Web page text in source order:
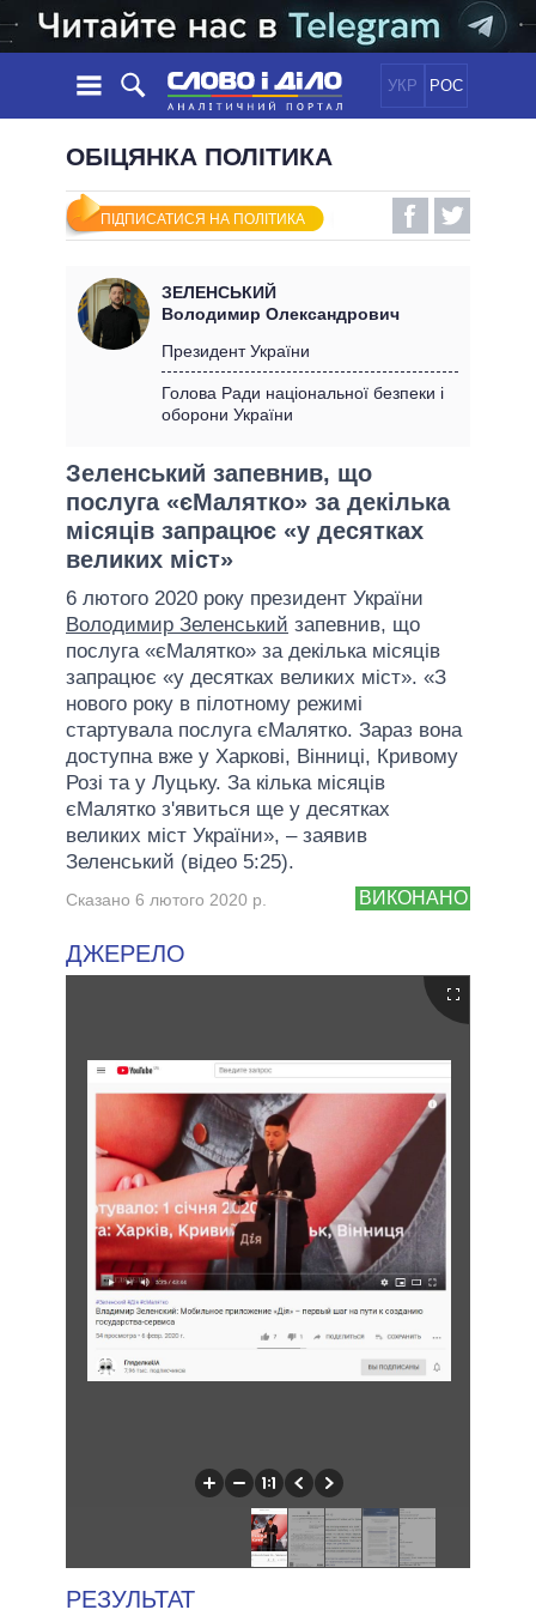
УКР РОС
НОВИНИ
СТРІЧКА
ПОДІЇ
СТАТТІ
ДУМКИ
ОГЛЯДИ
ДАЙДЖЕСТИ
ПОЛІТИКА
ЕКОНОМІКА
СВІТ
ОБIЦЯНКИ
УСІ ПОЛІТИКИ
ПРЕЗИДЕНТ І ОФІС
КАБІНЕТ МІНІСТРІВ
МЕРИ МІСТ
ВСІ ПЕРСОНИ
ІНФОГРАФІКА
ВІДЕО
ПІДТРИМАТИ
ПОРІВНЯННЯ ПОЛІТИКІВ
ОБІЦЯНКА ПОЛІТИКА
ПІДПИСАТИСЯ НА ПОЛІТИКА
ЗЕЛЕНСЬКИЙ
Володимир Олександрович
Президент України
Голова Ради національної безпеки і
оборони України
Зеленський запевнив, що
послуга «єМалятко» за декілька
місяців запрацює «у десятках
великих міст»
6 лютого 2020 року президент України
Володимир Зеленський запевнив, що
послуга «єМалятко» за декілька місяців
запрацює «у десятках великих міст». «З
нового року в пілотному режимі
стартувала послуга єМалятко. Зараз вона
доступна вже у Харкові, Вінниці, Кривому
Розі та у Луцьку. За кілька місяців
єМалятко з'явиться ще у десятках
великих міст України», – заявив
Зеленський (відео 5:25).
ВИКОНАНО
Сказано 6 лютого 2020 р.
ДЖЕРЕЛО
РЕЗУЛЬТАТ